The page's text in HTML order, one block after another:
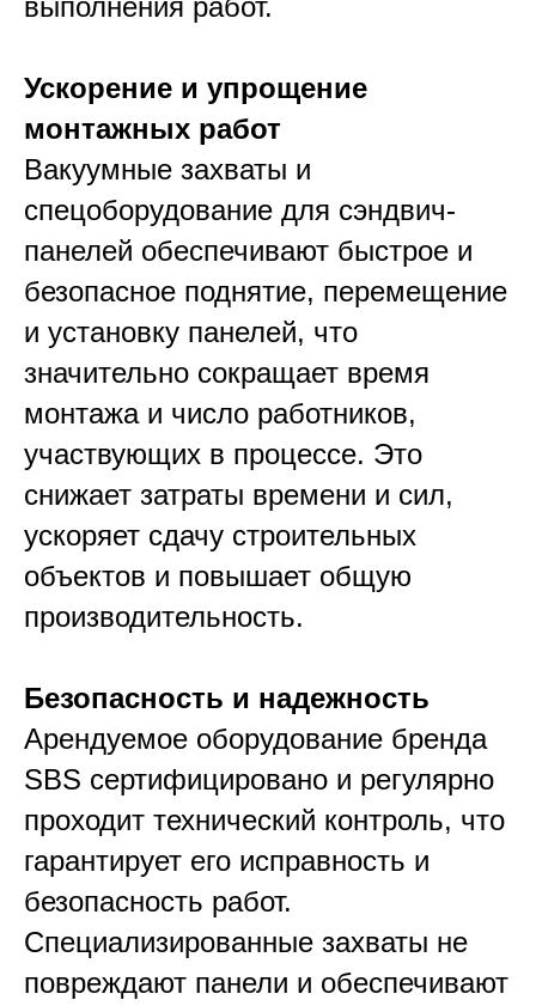
выполнения работ.​
Ускорение и упрощение
монтажных работ
Вакуумные захваты и
спецоборудование для сэндвич-
панелей обеспечивают быстрое и
безопасное поднятие, перемещение
и установку панелей, что
значительно сокращает время
монтажа и число работников,
участвующих в процессе. Это
снижает затраты времени и сил,
ускоряет сдачу строительных
объектов и повышает общую
производительность.​
Безопасность и надежность
Арендуемое оборудование бренда
SBS сертифицировано и регулярно
проходит технический контроль, что
гарантирует его исправность и
безопасность работ.
Специализированные захваты не
повреждают панели и обеспечивают